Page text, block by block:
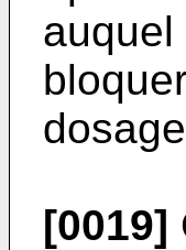
[0019]